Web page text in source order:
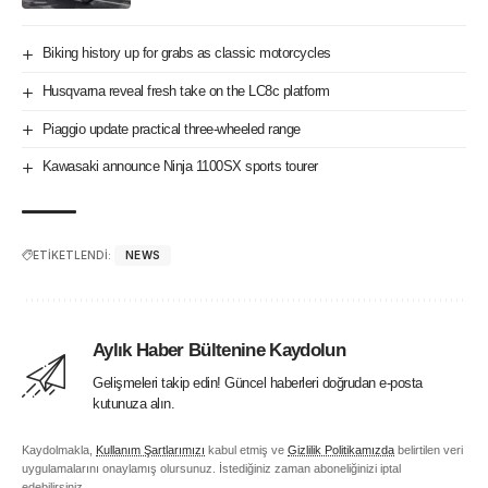
Biking history up for grabs as classic motorcycles
Husqvarna reveal fresh take on the LC8c platform
Piaggio update practical three-wheeled range
Kawasaki announce Ninja 1100SX sports tourer
ETİKETLENDİ: NEWS
Aylık Haber Bültenine Kaydolun
Gelişmeleri takip edin! Güncel haberleri doğrudan e-posta
kutunuza alın.
Kaydolmakla, Kullanım Şartlarımızı kabul etmiş ve Gizlilik Politikamızda belirtilen veri
uygulamalarını onaylamış olursunuz. İstediğiniz zaman aboneliğinizi iptal